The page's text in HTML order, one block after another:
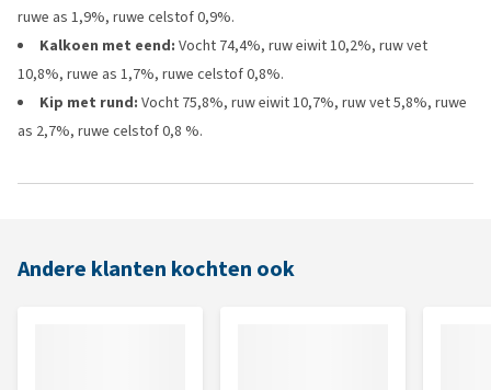
ruwe as 1,9%, ruwe celstof 0,9%.
Kalkoen met eend: Vocht 74,4%, ruw eiwit 10,2%, ruw vet
10,8%, ruwe as 1,7%, ruwe celstof 0,8%.
Kip met rund: Vocht 75,8%, ruw eiwit 10,7%, ruw vet 5,8%, ruwe
as 2,7%, ruwe celstof 0,8 %.
Andere klanten kochten ook